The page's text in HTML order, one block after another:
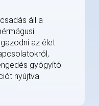
áll a
az élet
gyógyító
nyújtva